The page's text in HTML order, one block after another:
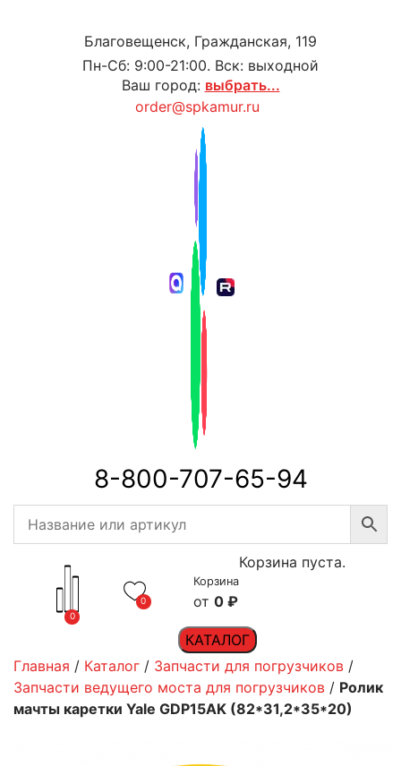
Благовещенск, Гражданская, 119
Пн-Сб: 9:00-21:00. Вск: выходной
Ваш город: выбрать...
order@spkamur.ru
8-800-707-65-94
0
0
Корзина
0 ₽
Корзина пуста.
КАТАЛОГ
Главная / Каталог / Запчасти для погрузчиков /
Запчасти ведущего моста для погрузчиков / Ролик
мачты каретки Yale GDP15AK (82*31,2*35*20)